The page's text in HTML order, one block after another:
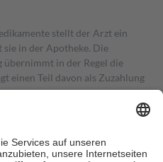
stellt der Arzt ein
sie in der Apotheke. Die
übernimmt in der Regel die
einen Teil davon als Zuzahlung
in Höhe von zehn
nie mehr als die tatsächlichen